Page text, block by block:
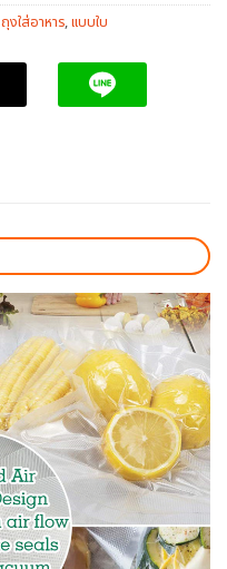
ถุงใส่อาหาร,แบบใบ